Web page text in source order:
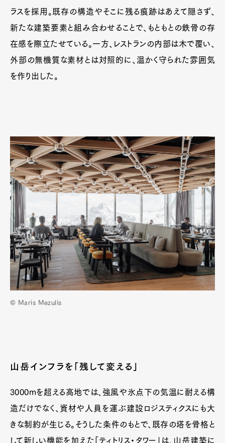
ラスを採用。既存の構造やそこに残る痕跡はあえて隠さず、
新たな建築要素と組み合わせることで、もともとの鉄骨の存
在感を際立たせている。一方、レストランの内部は木で覆い、
外部の無機質な素材とは対照的に、温かく守られた雰囲気
を作り出した。
© Maris Mezulis
山岳インフラを「残して変える」
3000mを超える高地では、強風や氷点下の気温に耐える構
造だけでなく、資材や人員を運ぶ建設ロジスティクスにも大
きな制約が生じる。そうした条件のもとで、既存の塔を骨格と
して新しい機能を加えた「ティトリス・タワー」は、山岳建築に